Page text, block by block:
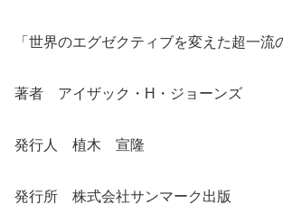
「世界のエグゼクティブを変えた超一流
著者 アイザック・H・ジョーンズ
発行人 植木 宣隆
発行所 株式会社サンマーク出版